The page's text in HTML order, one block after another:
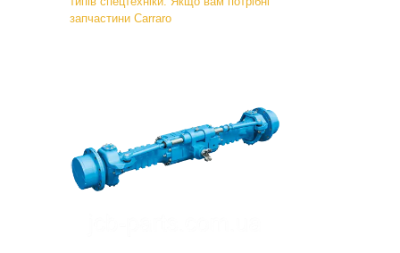
запчастини Carraro